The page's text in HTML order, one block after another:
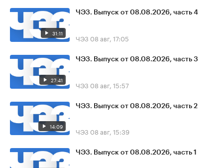
31:11
ЧЭЗ. Выпуск от 08.08.2026, часть 4
ЧЭЗ 08 авг, 17:05
27:41
ЧЭЗ. Выпуск от 08.08.2026, часть 3
ЧЭЗ 08 авг, 15:57
14:09
ЧЭЗ. Выпуск от 08.08.2026, часть 2
ЧЭЗ 08 авг, 15:39
ЧЭЗ. Выпуск от 08.08.2026, часть 1